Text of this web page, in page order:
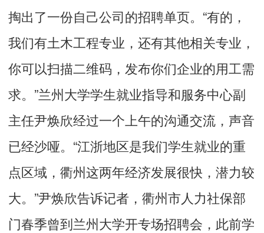
掏出了一份自己公司的招聘单页。“有的，
我们有土木工程专业，还有其他相关专业，
你可以扫描二维码，发布你们企业的用工需
求。”兰州大学学生就业指导和服务中心副
主任尹焕欣经过一个上午的沟通交流，声音
已经沙哑。“江浙地区是我们学生就业的重
点区域，衢州这两年经济发展很快，潜力较
大。”尹焕欣告诉记者，衢州市人力社保部
门春季曾到兰州大学开专场招聘会，此前学